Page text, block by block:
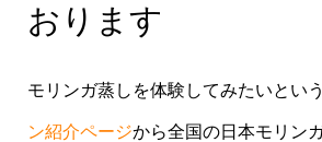
おります
モリンガ蒸しを体験してみたいという
ン紹介ページから全国の日本モリン